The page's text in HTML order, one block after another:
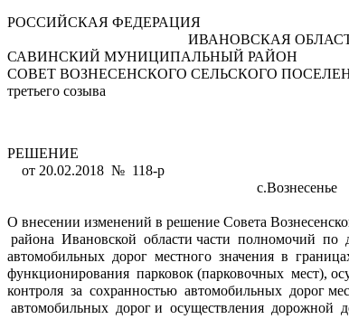
РОССИЙСКАЯ ФЕДЕРАЦИЯ
ИВАНОВСКАЯ
САВИНСКИЙ МУНИЦИПАЛЬНЫЙ РАЙОН
СОВЕТ ВОЗНЕСЕНСКОГО СЕЛЬСКОГО
третьего созыва
РЕШЕНИЕ
от 20.02.2018  №  118-р
О внесении изменений в решение Совета
района  Ивановской  области части  полномочий  по
автомобильных  дорог  местного  значения  в
функционирования  парковок (парковочных  мест),
контроля  за  сохранностью  автомобильных  дорог
автомобильных  дорог и  осуществления  дорожной